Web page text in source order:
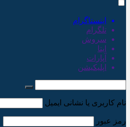
اینستاگرام
تلگرام
سروش
ایتا
آپارات
اپلیکیشن
نام کاربری یا نشانی ایمیل
رمز عبور